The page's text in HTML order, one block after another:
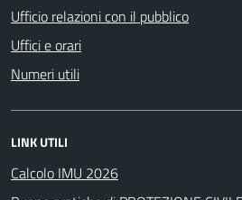
Ufficio relazioni con il pubblico
Uffici e orari
Numeri utili
LINK UTILI
Calcolo IMU 2026